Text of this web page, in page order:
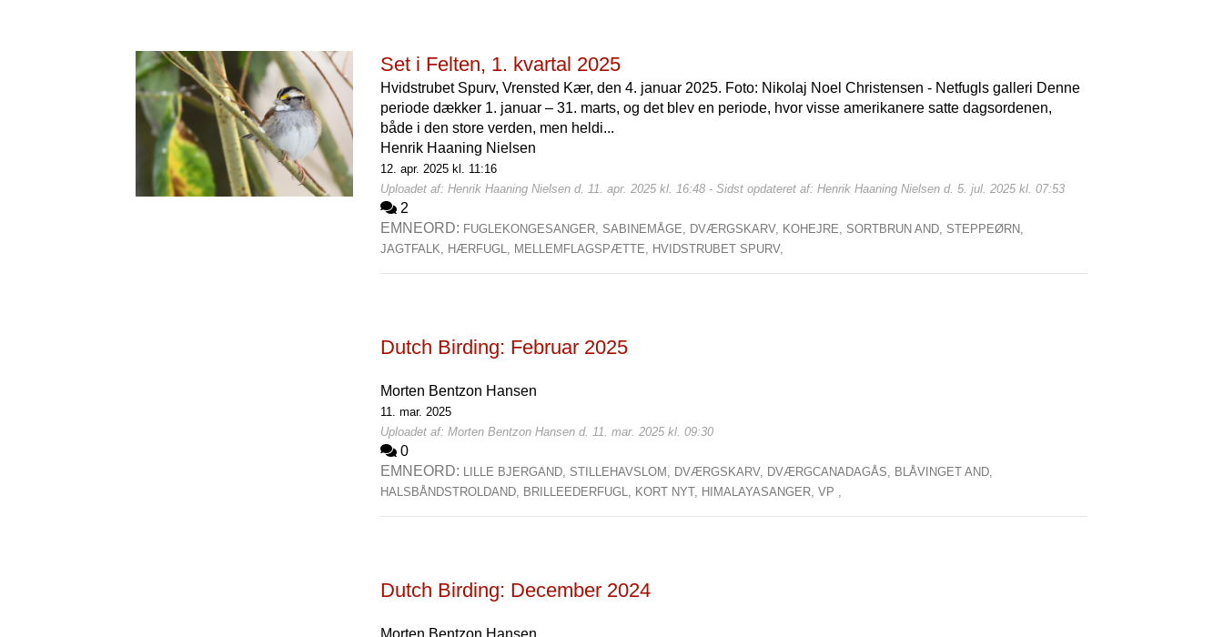
Set i Felten, 1. kvartal 2025
Hvidstrubet Spurv, Vrensted Kær, den 4. januar 2025. Foto: Nikolaj Noel Christensen - Netfugls galleri Denne
periode dækker 1. januar – 31. marts, og det blev en periode, hvor visse amerikanere satte dagsordenen,
både i den store verden, men heldi...
Henrik Haaning Nielsen
12. apr. 2025 kl. 11:16
Uploadet af: Henrik Haaning Nielsen d. 11. apr. 2025 kl. 16:48 - Sidst opdateret af: Henrik Haaning Nielsen d. 5. jul. 2025 kl. 07:53
2
EMNEORD: FUGLEKONGESANGER, SABINEMÅGE, DVÆRGSKARV, KOHEJRE, SORTBRUN AND, STEPPEØRN,
JAGTFALK, HÆRFUGL, MELLEMFLAGSPÆTTE, HVIDSTRUBET SPURV,
Dutch Birding: Februar 2025
Morten Bentzon Hansen
11. mar. 2025
Uploadet af: Morten Bentzon Hansen d. 11. mar. 2025 kl. 09:30
0
EMNEORD: LILLE BJERGAND, STILLEHAVSLOM, DVÆRGSKARV, DVÆRGCANADAGÅS, BLÅVINGET AND,
HALSBÅNDSTROLDAND, BRILLEEDERFUGL, KORT NYT, HIMALAYASANGER,VP ,
Dutch Birding: December 2024
Morten Bentzon Hansen